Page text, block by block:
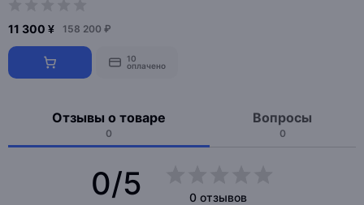
11 300 ¥ 158 200 ₽
10
оплачено
Отзывы о товаре
0
Вопросы
0
0/5
0 отзывов